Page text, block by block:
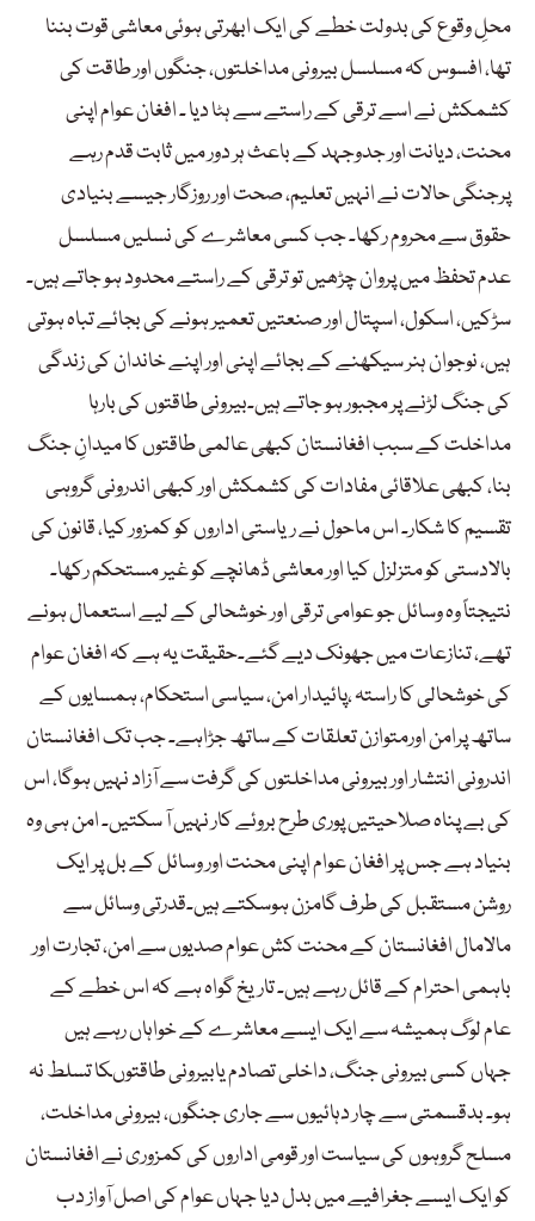
محلِ وقوع کی بدولت خطے کی ایک ابھرتی ہوئی معاشی قوت بننا
تھا، افسوس کہ مسلسل بیرونی مداخلتوں، جنگوں اور طاقت کی
کشمکش نے اسے ترقی کے راستے سے ہٹا دیا ۔ افغان عوام اپنی
محنت، دیانت اور جدوجہد کے باعث ہر دور میں ثابت قدم رہے
پرجنگی حالات نے انہیں تعلیم، صحت اور روزگار جیسے بنیادی
حقوق سے محروم رکھا۔ جب کسی معاشرے کی نسلیں مسلسل
عدم تحفظ میں پروان چڑھیں تو ترقی کے راستے محدود ہو جاتے ہیں۔
سڑکیں، اسکول، اسپتال اور صنعتیں تعمیر ہونے کی بجائے تباہ ہوتی
ہیں، نوجوان ہنر سیکھنے کے بجائے اپنی اور اپنے خاندان کی زندگی
کی جنگ لڑنے پر مجبور ہو جاتے ہیں۔بیرونی طاقتوں کی بارہا
مداخلت کے سبب افغانستان کبھی عالمی طاقتوں کا میدانِ جنگ
بنا، کبھی علاقائی مفادات کی کشمکش اور کبھی اندرونی گروہی
تقسیم کا شکار۔ اس ماحول نے ریاستی اداروں کو کمزور کیا، قانون کی
بالادستی کو متزلزل کیا اور معاشی ڈھانچے کو غیر مستحکم رکھا۔
نتیجتاً وہ وسائل جو عوامی ترقی اور خوشحالی کے لیے استعمال ہونے
تھے، تنازعات میں جھونک دیے گئے۔حقیقت یہ ہے کہ افغان عوام
کی خوشحالی کا راستہ ،پائیدار امن، سیاسی استحکام، ہمسایوں کے
ساتھ پرامن اورمتوازن تعلقات کے ساتھ جڑاہے۔ جب تک افغانستان
اندرونی انتشار اور بیرونی مداخلتوں کی گرفت سے آزاد نہیں ہوگا، اس
کی بے پناہ صلاحیتیں پوری طرح بروئے کار نہیں آ سکتیں۔ امن ہی وہ
بنیاد ہے جس پر افغان عوام اپنی محنت اور وسائل کے بل پر ایک
روشن مستقبل کی طرف گامزن ہوسکتے ہیں۔قدرتی وسائل سے
مالامال افغانستان کے محنت کش عوام صدیوں سے امن، تجارت اور
باہمی احترام کے قائل رہے ہیں۔ تاریخ گواہ ہے کہ اس خطے کے
عام لوگ ہمیشہ سے ایک ایسے معاشرے کے خواہاں رہے ہیں
جہاں کسی بیرونی جنگ، داخلی تصادم یابیرونی طاقتوںکا تسلط نہ
ہو۔ بدقسمتی سے چار دہائیوں سے جاری جنگوں، بیرونی مداخلت،
مسلح گروہوں کی سیاست اور قومی اداروں کی کمزوری نے افغانستان
کو ایک ایسے جغرافیے میں بدل دیا جہاں عوام کی اصل آواز دب